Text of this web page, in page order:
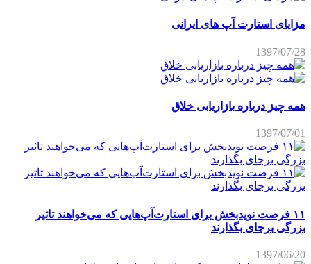
مزایای استارت آپ های ایرانی
1397/07/28
همه چیز درباره بازاریابی خلاق
1397/07/01
۱۱ فرصت نویدبخش برای استارت‌آپ‌هایی که می‌خواهند تاثیر
بزرگی برجای بگذارند
1397/06/20